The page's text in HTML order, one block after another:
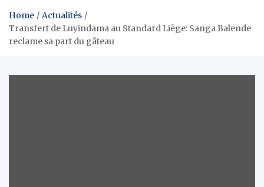
Home
Actualités
Transfert de Luyindama au Standard Liège: Sanga Balende
reclame sa part du gâteau